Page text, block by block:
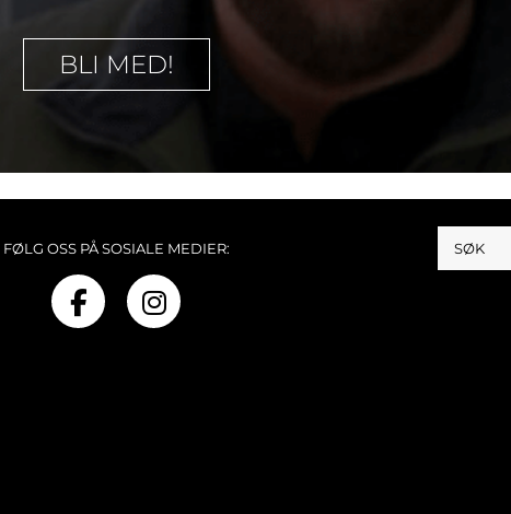
BLI MED!
FØLG OSS PÅ SOSIALE MEDIER: